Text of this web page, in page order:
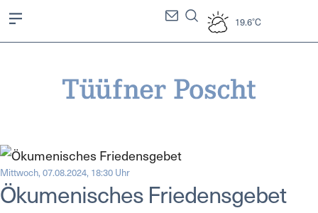
19.6°C
Mittwoch, 07.08.2024, 18:30 Uhr
Ökumenisches Friedensgebet